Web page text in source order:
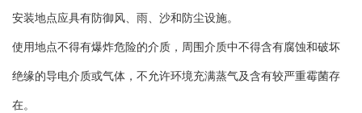
安装地点应具有防御风、雨、沙和防尘设施。
使用地点不得有爆炸危险的介质，周围介质中不得含有腐蚀和破坏
绝缘的导电介质或气体，不允许环境充满蒸气及含有较严重霉菌存
在。